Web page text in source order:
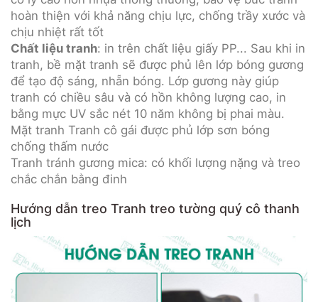
hoàn thiện với khả năng chịu lực, chống trầy xước và
chịu nhiệt rất tốt
Chất liệu tranh: in trên chất liệu giấy PP... Sau khi in
tranh, bề mặt tranh sẽ được phủ lên lớp bóng gương
để tạo độ sáng, nhẵn bóng. Lớp gương này giúp
tranh có chiều sâu và có hồn không lượng cao, in
bằng mực UV sắc nét 10 năm không bị phai màu.
Mặt tranh Tranh cô gái được phủ lớp sơn bóng
chống thấm nước
Tranh tránh gương mica: có khối lượng nặng và treo
chắc chắn bằng đinh
Hướng dẫn treo Tranh treo tường quý cô thanh
lịch